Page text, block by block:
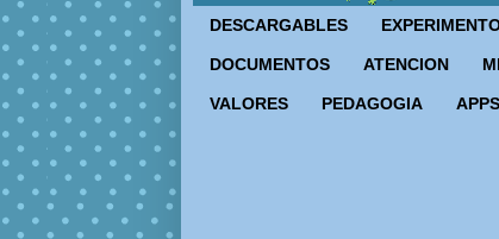
DESCARGABLES
DOCUMENTOS ATENCION
VALORES PEDAGOGIA APPS